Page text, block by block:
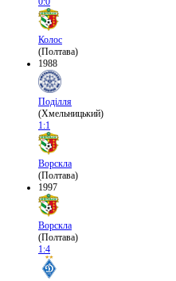
Колос
(Полтава)
1988
Поділля
(Хмельницький)
1:1
Ворскла
(Полтава)
1997
Ворскла
(Полтава)
1:4